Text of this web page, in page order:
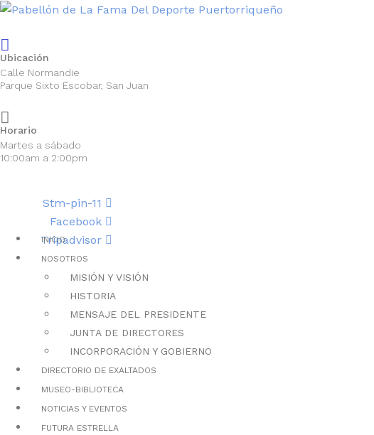
Ubicación
Calle Normandie
Parque Sixto Escobar, San Juan
Horario
Martes a sábado
10:00am a 2:00pm
Stm-pin-11
Facebook
Tripadvisor
INICIO
NOSOTROS
MISIÓN Y VISIÓN
HISTORIA
MENSAJE DEL PRESIDENTE
JUNTA DE DIRECTORES
INCORPORACIÓN Y GOBIERNO
DIRECTORIO DE EXALTADOS
MUSEO-BIBLIOTECA
NOTICIAS Y EVENTOS
FUTURA ESTRELLA